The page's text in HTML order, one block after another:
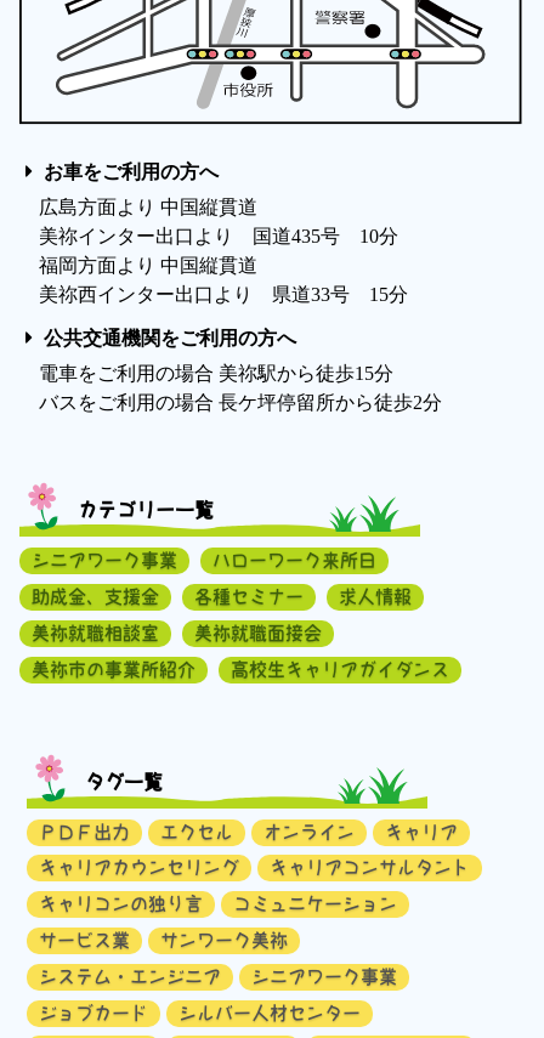
お車をご利用の方へ
広島方面より 中国縦貫道
美祢インター出口より 国道435号 10分
福岡方面より 中国縦貫道
美祢西インター出口より 県道33号 15分
公共交通機関をご利用の方へ
電車をご利用の場合 美祢駅から徒歩15分
バスをご利用の場合 長ケ坪停留所から徒歩2分
カテゴリー一覧
シニアワーク事業
ハローワーク来所日
助成金、支援金
各種セミナー
求人情報
美祢就職相談室
美祢就職面接会
美祢市の事業所紹介
高校生キャリアガイダンス
タグ一覧
ＰＤＦ出力 エクセル オンライン
キャリア
キャリアカウンセリング
キャリアコンサルタント
キャリコンの独り言
コミュニケーション
サービス業
サンワーク美祢
システム・エンジニア
シニアワーク事業
ジョブカード
シルバー人材センター